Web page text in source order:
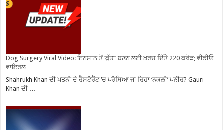
Dog Surgery Viral Video: ਇਨਸਾਨ ਤੋਂ ‘ਕੁੱਤਾ’ ਬਣਨ ਲਈ ਖ਼ਰਚ ਦਿੱਤੇ 220 ਕਰੋੜ; ਵੀਡੀਓ
ਵਾਇਰਲ
Shahrukh Khan ਦੀ ਪਤਨੀ ਦੇ ਰੈਸਟੋਰੈਂਟ ‘ਚ ਪਰੋਸਿਆ ਜਾ ਰਿਹਾ ‘ਨਕਲੀ’ ਪਨੀਰ? Gauri
Khan ਦੀ …